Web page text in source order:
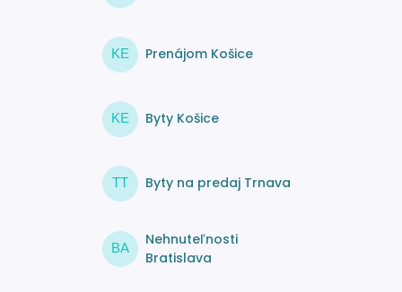
KE Prenájom Košice
KE Byty Košice
TT Byty na predaj Trnava
BA
Nehnuteľnosti
Bratislava